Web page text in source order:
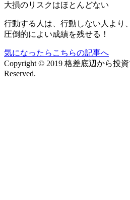
大損のリスクはほとんどない
行動する人は、行動しない人より、
圧倒的によい成績を残せる！
気になったらこちらの記事へ
Copyright © 2019 格差底辺から投
Reserved.